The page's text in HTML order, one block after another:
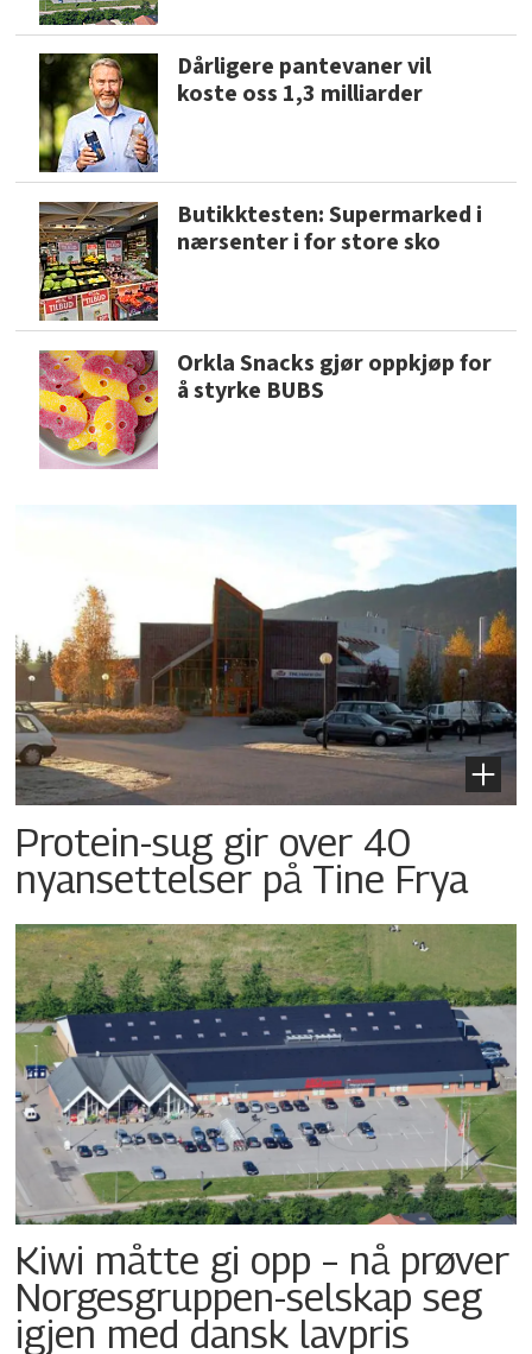
Dårligere pantevaner vil
koste oss 1,3 milliarder
Butikktesten: Supermarked i
nærsenter i for store sko
Orkla Snacks gjør oppkjøp for
å styrke BUBS
Protein-sug gir over 40
nyansettelser på Tine Frya
Kiwi måtte gi opp – nå prøver
Norgesgruppen-selskap seg
igjen med dansk lavpris